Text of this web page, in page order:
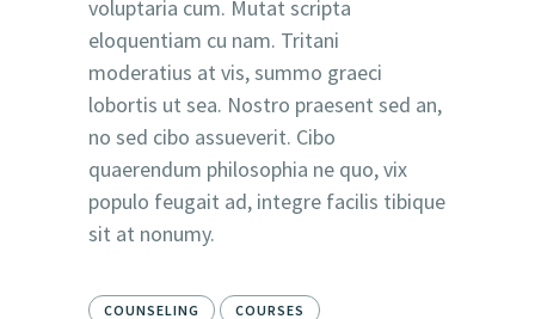
voluptaria cum. Mutat scripta
eloquentiam cu nam. Tritani
moderatius at vis, summo graeci
lobortis ut sea. Nostro praesent sed an,
no sed cibo assueverit. Cibo
quaerendum philosophia ne quo, vix
populo feugait ad, integre facilis tibique
sit at nonumy.
COUNSELING COURSES